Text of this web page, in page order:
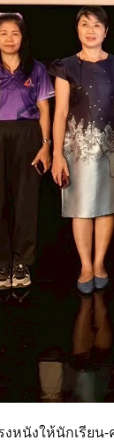
งหนังให้นักเรีย